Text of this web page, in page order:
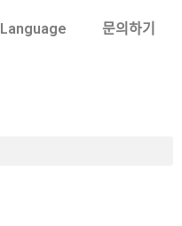
Language 문의하기